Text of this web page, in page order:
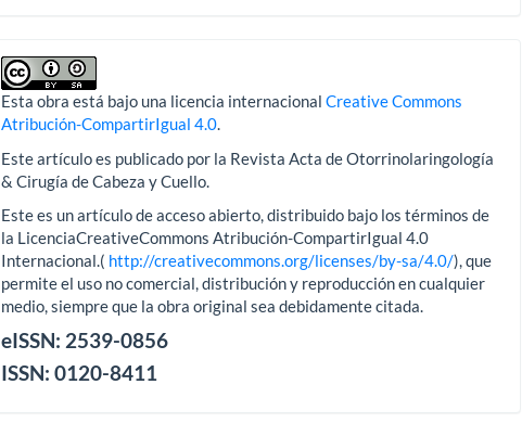
Esta obra está bajo una licencia internacionalCreative Commons
Atribución-CompartirIgual 4.0.
Este artículo es publicado por la Revista Acta de Otorrinolaringología
& Cirugía de Cabeza y Cuello.
Este es un artículo de acceso abierto, distribuido bajo los términos de
la LicenciaCreativeCommons Atribución-CompartirIgual 4.0
Internacional.( http://creativecommons.org/licenses/by-sa/4.0/), que
permite el uso no comercial, distribución y reproducción en cualquier
medio, siempre que la obra original sea debidamente citada.
eISSN: 2539-0856
ISSN: 0120-8411